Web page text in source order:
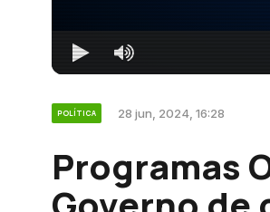
POLÍTICA 28 jun, 2024, 16:28
Programas